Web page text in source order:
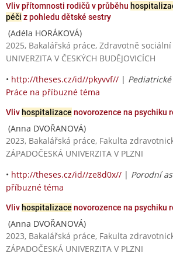
Vliv přítomnosti rodičů v průběhu
péči z pohledu dětské sestry
(Adéla HORÁKOVÁ)
2025, Bakalářská práce, Zdravotně sociální
UNIVERZITA V ČESKÝCH BUDĚJOVICÍCH
• http://theses.cz/id//pkyvvf// |
Práce na příbuzné téma
Vliv hospitalizace novorozence na psychiku
(Anna DVOŘANOVÁ)
2023, Bakalářská práce, Fakulta
ZÁPADOČESKÁ UNIVERZITA V PLZNI
• http://theses.cz/id//ze8d0x// | Porodní
příbuzné téma
Vliv hospitalizace novorozence na psychiku
(Anna DVOŘANOVÁ)
2023, Bakalářská práce, Fakulta
ZÁPADOČESKÁ UNIVERZITA V PLZNI